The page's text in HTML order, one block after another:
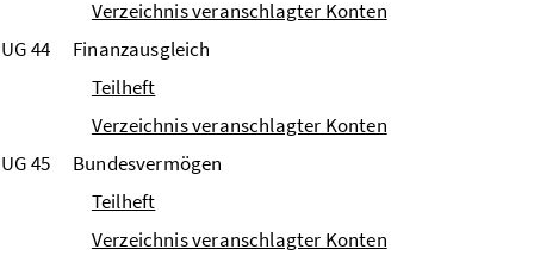
Verzeichnis veranschlagter Konten
UG 44
Finanzausgleich
Teilheft
Verzeichnis veranschlagter Konten
UG 45
Bundesvermögen
Teilheft
Verzeichnis veranschlagter Konten